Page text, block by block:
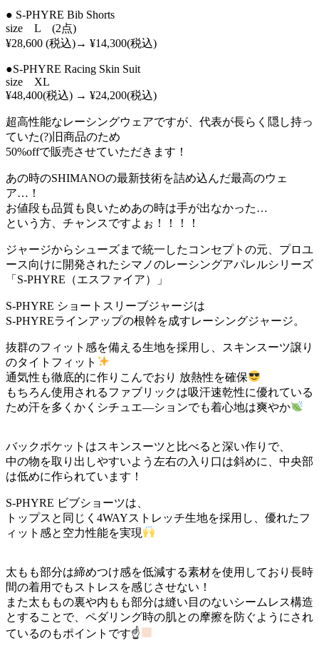
● S-PHYRE Bib Shorts
size L (2点)
¥28,600 (税込)→ ¥14,300(税込)
●S-PHYRE Racing Skin Suit
size XL
¥48,400(税込) → ¥24,200(税込)
超高性能なレーシングウェアですが、代表が長らく隠し持っ
ていた(?)旧商品のため
50%offで販売させていただきます！
あの時のSHIMANOの最新技術を詰め込んだ最高のウェ
ア…！
お値段も品質も良いためあの時は手が出なかった…
という方、チャンスですよぉ！！！！
ジャージからシューズまで統一したコンセプトの元、プロユ
ース向けに開発されたシマノのレーシングアパレルシリーズ
「S-PHYRE（エスファイア）」
S-PHYRE ショートスリーブジャージは
S-PHYREラインアップの根幹を成すレーシングジャージ。
抜群のフィット感を備える生地を採用し、スキンスーツ譲り
のタイトフィット
通気性も徹底的に作りこんでおり 放熱性を確保
もちろん使用されるファブリックは吸汗速乾性に優れている
ため汗を多くかくシチュエ―ションでも着心地は爽やか
バックポケットはスキンスーツと比べると深い作りで、
中の物を取り出しやすいよう左右の入り口は斜めに、中央部
は低めに作られています！
S-PHYRE ビブショーツは、
トップスと同じく4WAYストレッチ生地を採用し、優れたフ
ィット感と空力性能を実現
太もも部分は締めつけ感を低減する素材を使用しており長時
間の着用でもストレスを感じさせない！
また太ももの裏や内もも部分は縫い目のないシームレス構造
とすることで、ペダリング時の肌との摩擦を防ぐようにされ
ているのもポイントです☝